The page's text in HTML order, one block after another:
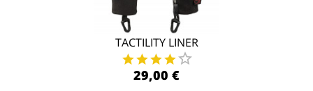
TACTILITY LINER
29,00 €